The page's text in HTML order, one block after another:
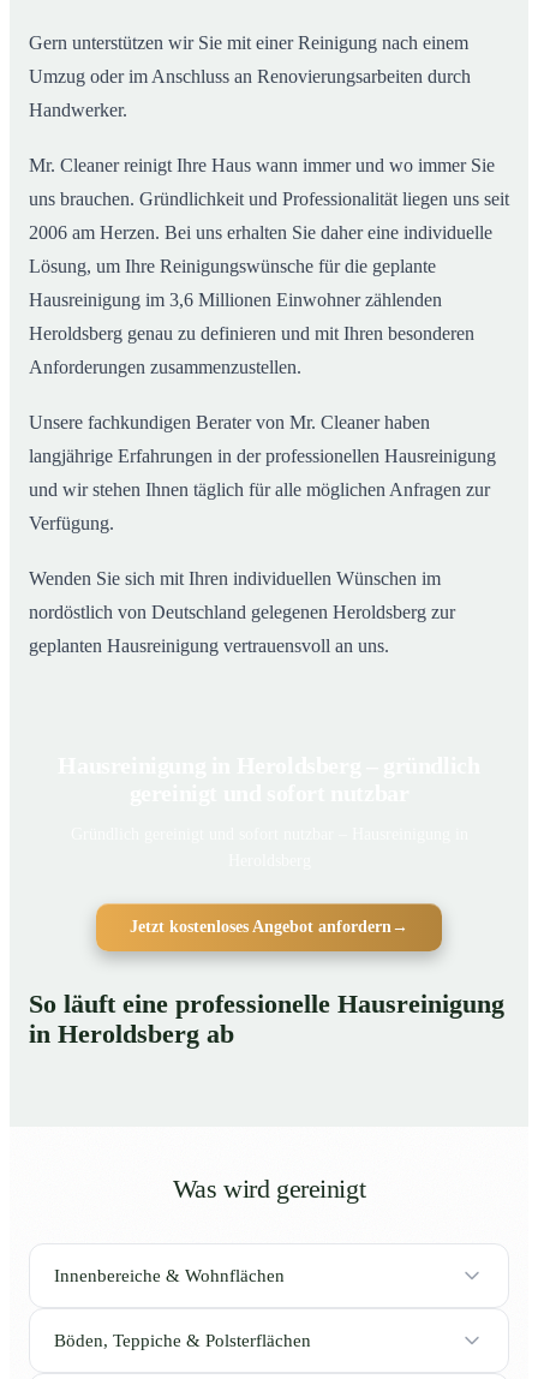
Gern unterstützen wir Sie mit einer Reinigung nach einem
Umzug oder im Anschluss an Renovierungsarbeiten durch
Handwerker.
Mr. Cleaner reinigt Ihre Haus wann immer und wo immer Sie
uns brauchen. Gründlichkeit und Professionalität liegen uns seit
2006 am Herzen. Bei uns erhalten Sie daher eine individuelle
Lösung, um Ihre Reinigungswünsche für die geplante
Hausreinigung im 3,6 Millionen Einwohner zählenden
Heroldsberg genau zu definieren und mit Ihren besonderen
Anforderungen zusammenzustellen.
Unsere fachkundigen Berater von Mr. Cleaner haben
langjährige Erfahrungen in der professionellen Hausreinigung
und wir stehen Ihnen täglich für alle möglichen Anfragen zur
Verfügung.
Wenden Sie sich mit Ihren individuellen Wünschen im
nordöstlich von Deutschland gelegenen Heroldsberg zur
geplanten Hausreinigung vertrauensvoll an uns.
Jetzt kostenloses Angebot anfordern→
So läuft eine professionelle Hausreinigung
in Heroldsberg ab
Was wird gereinigt
Innenbereiche & Wohnflächen
Böden, Teppiche & Polsterflächen